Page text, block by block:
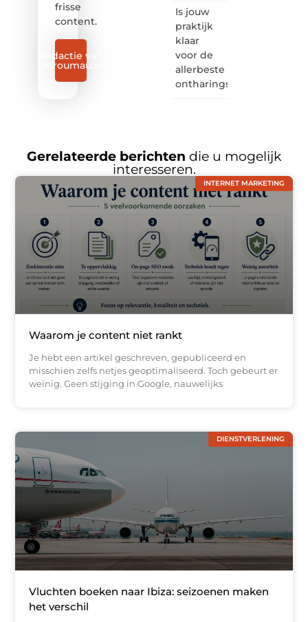
frisse
content.
Redactie van
Letroumaulin
Is jouw
praktijk
klaar
voor de
allerbeste
ontharingslaser?
Gerelateerde berichten die u mogelijk
interesseren.
INTERNET MARKETING
Waarom je content niet rankt
Je hebt een artikel geschreven, gepubliceerd en
misschien zelfs netjes geoptimaliseerd. Toch gebeurt er
weinig. Geen stijging in Google, nauwelijks
DIENSTVERLENING
Vluchten boeken naar Ibiza: seizoenen maken
het verschil